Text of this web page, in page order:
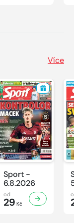
Více
Sport -
6.8.2026
od
29 Kč